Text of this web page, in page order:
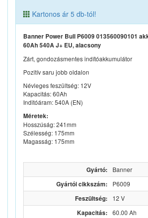
Kartonos ár 5 db-tól!
Banner Power Bull P6009 013560090101
60Ah 540A J+ EU, alacsony
Zárt, gondozásmentes indítóakkumulátor
Pozitív saru jobb oldalon
Névleges feszültség: 12V
Kapacitás: 60Ah
Inditóáram: 540A (EN)
Méretek:
Hosszúság: 241mm
Szélesség: 175mm
Magasság: 175mm
Gyártó: Banner
Gyártói cikkszám: P6009
Feszültség: 12 V
Kapacitás: 60.00 Ah